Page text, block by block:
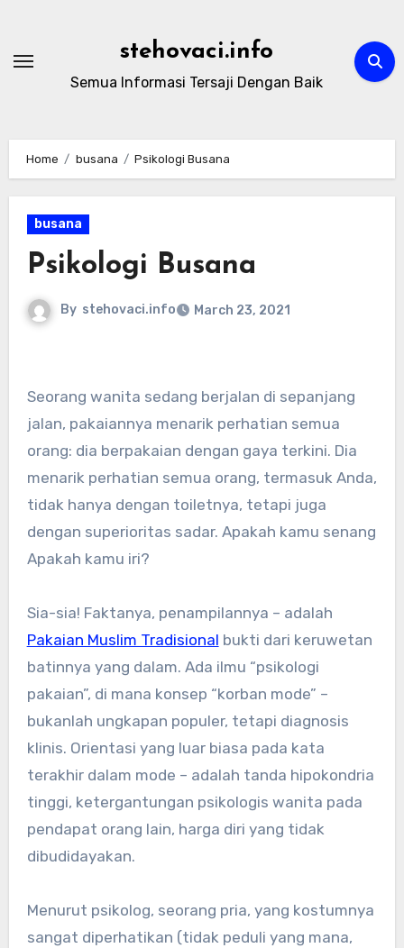
content
stehovaci.info
Semua Informasi Tersaji Dengan Baik
Home busana Psikologi Busana
busana
Psikologi Busana
By stehovaci.info March 23, 2021
Seorang wanita sedang berjalan di sepanjang
jalan, pakaiannya menarik perhatian semua
orang: dia berpakaian dengan gaya terkini. Dia
menarik perhatian semua orang, termasuk Anda,
tidak hanya dengan toiletnya, tetapi juga
dengan superioritas sadar. Apakah kamu senang
Apakah kamu iri?
Sia-sia! Faktanya, penampilannya – adalah
Pakaian Muslim Tradisional bukti dari keruwetan
batinnya yang dalam. Ada ilmu “psikologi
pakaian”, di mana konsep “korban mode” –
bukanlah ungkapan populer, tetapi diagnosis
klinis. Orientasi yang luar biasa pada kata
terakhir dalam mode – adalah tanda hipokondria
tinggi, ketergantungan psikologis wanita pada
pendapat orang lain, harga diri yang tidak
dibudidayakan.
Menurut psikolog, seorang pria, yang kostumnya
sangat diperhatikan (tidak peduli yang mana,